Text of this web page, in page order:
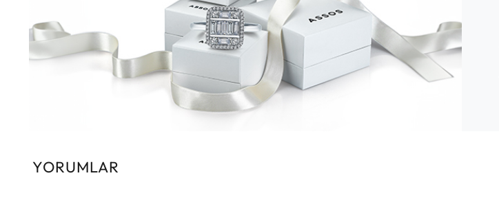
YORUMLAR